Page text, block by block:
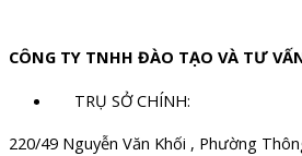
CÔNG TY TNHH ĐÀO TẠO VÀ TƯ
TRỤ SỞ CHÍNH:
220/49 Nguyễn Văn Khối , Phường